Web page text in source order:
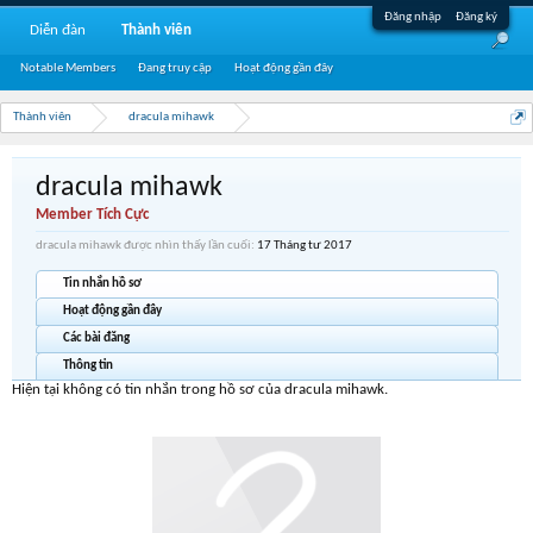
Đăng nhập Đăng ký
Thành viên dracula mihawk
dracula mihawk
Member Tích Cực
dracula mihawk được nhìn thấy lần cuối: 17 Tháng tư 2017
Tin nhắn hồ sơ
Hoạt động gần đây
Các bài đăng
Thông tin
Hiện tại không có tin nhắn trong hồ sơ của dracula mihawk.
Diễn đàn Thành viên
Notable Members Đang truy cập Hoạt động gần đây